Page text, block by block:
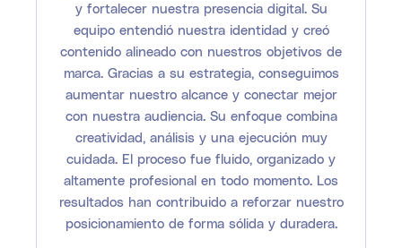
y fortalecer nuestra presencia digital. Su
equipo entendió nuestra identidad y creó
contenido alineado con nuestros objetivos de
marca. Gracias a su estrategia, conseguimos
aumentar nuestro alcance y conectar mejor
con nuestra audiencia. Su enfoque combina
creatividad, análisis y una ejecución muy
cuidada. El proceso fue fluido, organizado y
altamente profesional en todo momento. Los
resultados han contribuido a reforzar nuestro
posicionamiento de forma sólida y duradera.